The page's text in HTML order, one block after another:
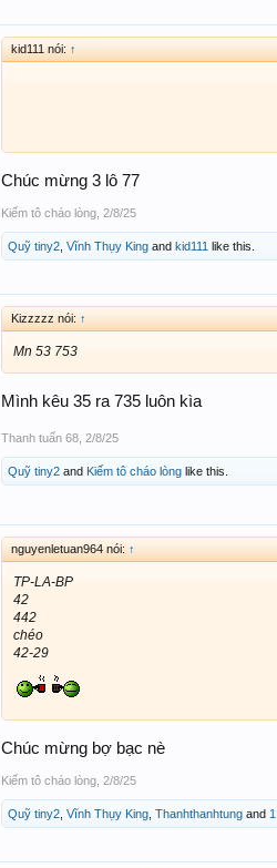
kid111 nói: ↑
Chúc mừng 3 lô 77
Kiếm tô cháo lòng 2/8/25
Quỹ tiny2 Vĩnh Thụy King and kid111 like this.
Kizzzzz nói: ↑
Mn 53 753
Mình kêu 35 ra 735 luôn kìa
Thanh tuấn 68 2/8/25
Quỹ tiny2 and Kiếm tô cháo lòng like this.
nguyenletuan964 nói: ↑
TP-LA-BP
42
442
chéo
42-29
Chúc mừng bợ bạc nè
Kiếm tô cháo lòng 2/8/25
Quỹ tiny2 Vĩnh Thụy King Thanhthanhtung and